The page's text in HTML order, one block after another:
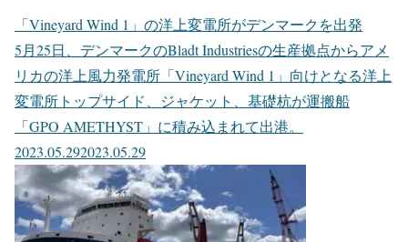
「Vineyard Wind 1」の洋上変電所がデンマークを出発
5月25日、デンマークのBladt Industriesの生産拠点からアメ
リカの洋上風力発電所「Vineyard Wind 1」向けとなる洋上
変電所トップサイド、ジャケット、基礎杭が運搬船
「GPO AMETHYST」に積み込まれて出港。
2023.05.292023.05.29